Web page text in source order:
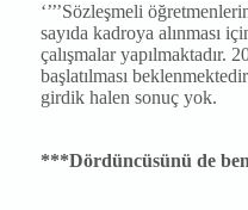
‘’’’Sözleşmeli
sayıda kadroya alınması
çalışmalar yapılmaktadır.
başlatılması
girdik halen sonuç yok.
***Dördüncüsünü de